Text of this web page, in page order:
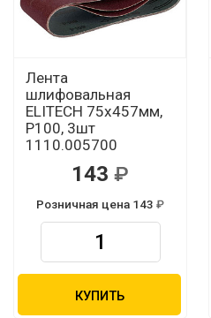
Лента
шлифовальная
ELITECH 75х457мм,
Р100, 3шт
1110.005700
143
Розничная цена 143
КУПИТЬ